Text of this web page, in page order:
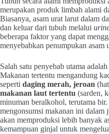
merupakan produk limbah alami
Biasanya, asam urat larut dalam
dan keluar dari tubuh melalui
beberapa faktor yang dapat
menyebabkan penumpukan asam
Salah satu penyebab utama adalah
Makanan tertentu mengandung
seperti daging merah, jeroan
makanan laut tertentu (sarden,
minuman beralkohol, terutama
mengonsumsi makanan ini dalam
akan memproduksi lebih banyak
kemampuan ginjal untuk